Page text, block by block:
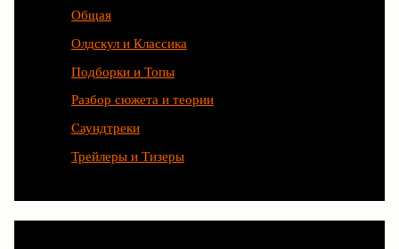
Общая
Олдскул и Классика
Подборки и Топы
Разбор сюжета и теории
Саундтреки
Трейлеры и Тизеры